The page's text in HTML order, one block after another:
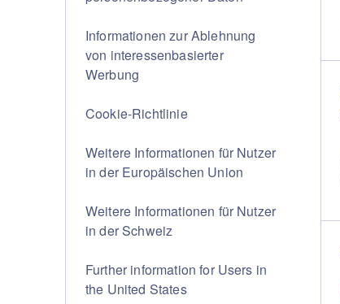
Informationen zur Ablehnung
von interessenbasierter
Werbung
Cookie-Richtlinie
Weitere Informationen für Nutzer
in der Europäischen Union
Weitere Informationen für Nutzer
in der Schweiz
Further information for Users in
the United States